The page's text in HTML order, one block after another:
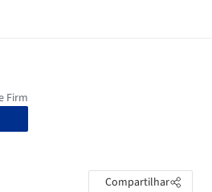
Compartilhar